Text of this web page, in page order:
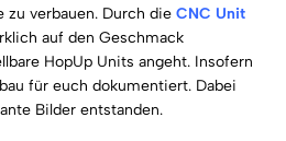
verbauen. Durch die CNC Unit
auf den Geschmack
HopUp Units angeht. Insofern
für euch dokumentiert. Dabei
Bilder entstanden.